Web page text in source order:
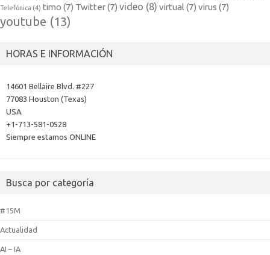
Telefónica (4) timo (7) Twitter(7) video (8) virtual (7) virus (7)
youtube (13)
HORAS E INFORMACIÓN
14601 Bellaire Blvd. #227
77083 Houston (Texas)
USA
+1-713-581-0528
Siempre estamos ONLINE
Busca por categoría
#15M
Actualidad
AI – IA